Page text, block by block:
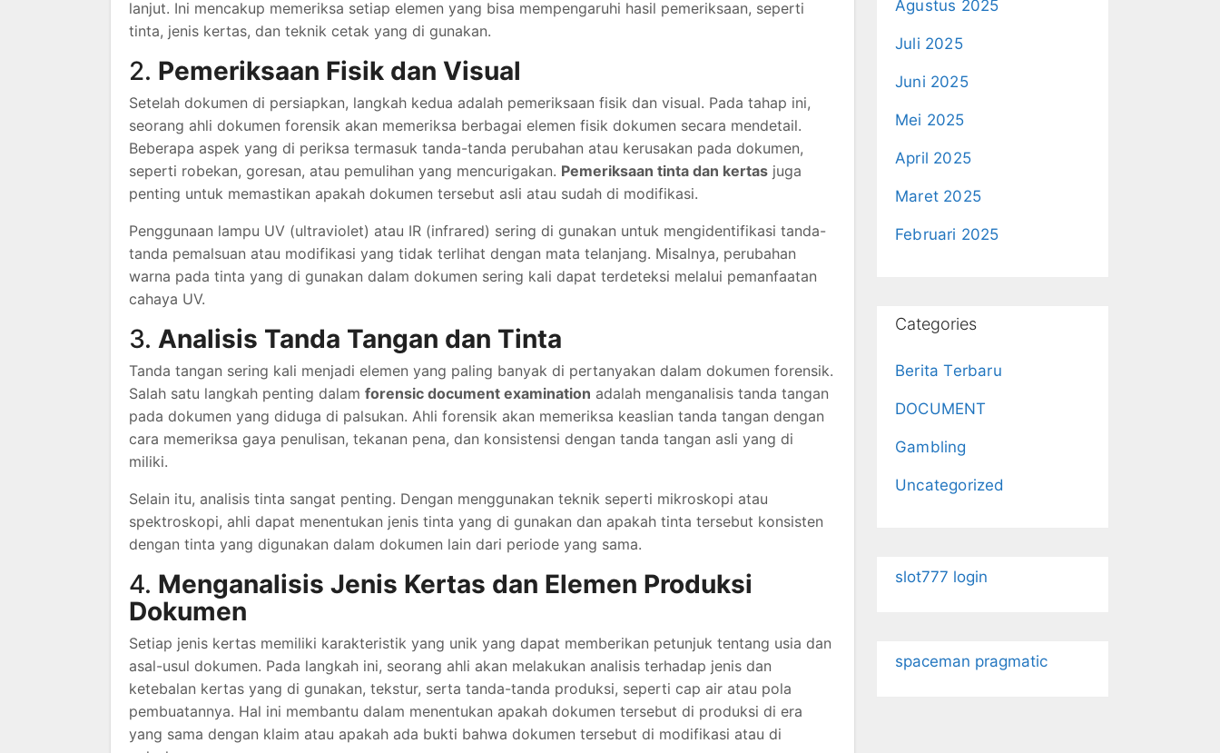
lanjut. Ini mencakup memeriksa setiap elemen yang bisa mempengaruhi hasil pemeriksaan, seperti
tinta, jenis kertas, dan teknik cetak yang di gunakan.
2. Pemeriksaan Fisik dan Visual
Setelah dokumen di persiapkan, langkah kedua adalah pemeriksaan fisik dan visual. Pada tahap ini,
seorang ahli dokumen forensik akan memeriksa berbagai elemen fisik dokumen secara mendetail.
Beberapa aspek yang di periksa termasuk tanda-tanda perubahan atau kerusakan pada dokumen,
seperti robekan, goresan, atau pemulihan yang mencurigakan. Pemeriksaan tinta dan kertas juga
penting untuk memastikan apakah dokumen tersebut asli atau sudah di modifikasi.
Penggunaan lampu UV (ultraviolet) atau IR (infrared) sering di gunakan untuk mengidentifikasi tanda-
tanda pemalsuan atau modifikasi yang tidak terlihat dengan mata telanjang. Misalnya, perubahan
warna pada tinta yang di gunakan dalam dokumen sering kali dapat terdeteksi melalui pemanfaatan
cahaya UV.
3. Analisis Tanda Tangan dan Tinta
Tanda tangan sering kali menjadi elemen yang paling banyak di pertanyakan dalam dokumen forensik.
Salah satu langkah penting dalam forensic document examination adalah menganalisis tanda tangan
pada dokumen yang diduga di palsukan. Ahli forensik akan memeriksa keaslian tanda tangan dengan
cara memeriksa gaya penulisan, tekanan pena, dan konsistensi dengan tanda tangan asli yang di
miliki.
Selain itu, analisis tinta sangat penting. Dengan menggunakan teknik seperti mikroskopi atau
spektroskopi, ahli dapat menentukan jenis tinta yang di gunakan dan apakah tinta tersebut konsisten
dengan tinta yang digunakan dalam dokumen lain dari periode yang sama.
4. Menganalisis Jenis Kertas dan Elemen Produksi
Dokumen
Setiap jenis kertas memiliki karakteristik yang unik yang dapat memberikan petunjuk tentang usia dan
asal-usul dokumen. Pada langkah ini, seorang ahli akan melakukan analisis terhadap jenis dan
ketebalan kertas yang di gunakan, tekstur, serta tanda-tanda produksi, seperti cap air atau pola
pembuatannya. Hal ini membantu dalam menentukan apakah dokumen tersebut di produksi di era
yang sama dengan klaim atau apakah ada bukti bahwa dokumen tersebut di modifikasi atau di
Agustus 2025
Juli 2025
Juni 2025
Mei 2025
April 2025
Maret 2025
Februari 2025
Categories
Berita Terbaru
DOCUMENT
Gambling
Uncategorized
slot777 login
spaceman pragmatic